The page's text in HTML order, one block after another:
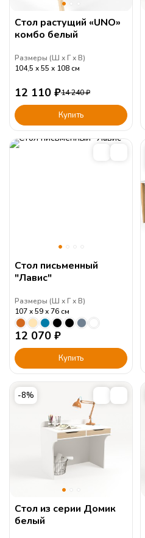
Стол растущий «UNO»
комбо белый
Размеры (Ш Г В)
104,5
55 108 см
12 110 ₽14 240₽
Купить
Стол письменный
"Лавис"
Размеры (Ш Г В)
107
59 76 см
12 070 ₽
Купить
-8%
Стол из серии Домик
белый